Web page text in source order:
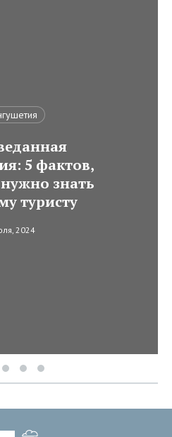
5 фактов,
знать
туристу
2024